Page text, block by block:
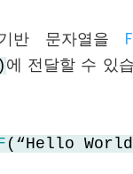
반 문자열을
에 전달할 수 있
(“Hello